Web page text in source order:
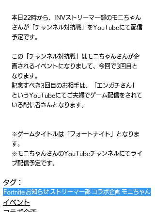
本日22時から、INVストリーマー部のモニちゃん
さんが「チャンネル対抗戦」をYouTubeにて配信
予定です。
この「チャンネル対抗戦」はモニちゃんさんが企
画されるイベントになりまして、今回で3回目と
なります。
記念すべき3回目のお相手は、「エンガチさん」
というYouTubeにてご夫婦でゲーム配信をされて
いる配信者さんとなります。
※ゲームタイトルは「フォートナイト」となりま
す。
※モニちゃんさんのYouTubeチャンネルにてライ
ブ配信予定です。
タグ：
Fortnite お知らせ ストリーマー部 コラボ企画 モニちゃん
イベント